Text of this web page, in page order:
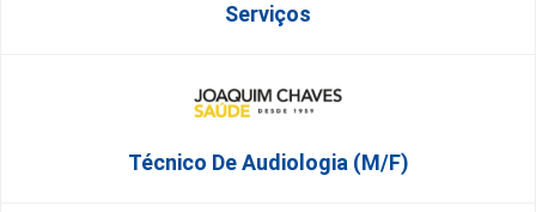
Serviços
Técnico De Audiologia (M/F)